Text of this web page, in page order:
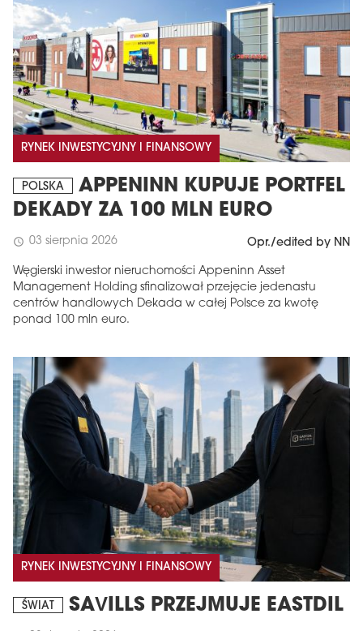
RYNEK INWESTYCYJNY I FINANSOWY
POLSKA
APPENINN KUPUJE PORTFEL
DEKADY ZA 100 MLN EURO
schedule 03 sierpnia 2026 Opr./edited by NN
Węgierski inwestor nieruchomości Appeninn Asset
Management Holding sfinalizował przejęcie jedenastu
centrów handlowych Dekada w całej Polsce za kwotę
ponad 100 mln euro.
RYNEK INWESTYCYJNY I FINANSOWY
ŚWIAT SAVILLS PRZEJMUJE EASTDIL